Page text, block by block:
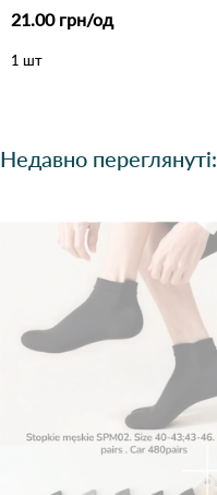
21.00 грн/од
1 шт
Недавно переглянуті: